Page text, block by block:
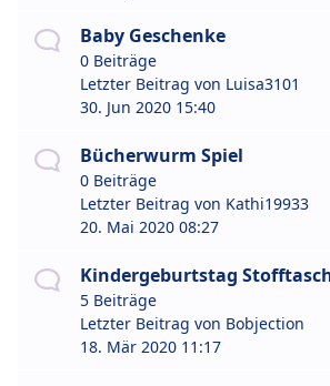
Baby Geschenke
0 Beiträge
Letzter Beitrag von Luisa3101
30. Jun 2020 15:40
Bücherwurm Spiel
0 Beiträge
Letzter Beitrag von Kathi19933
20. Mai 2020 08:27
Kindergeburtstag
5 Beiträge
Letzter Beitrag von Bobjection
18. Mär 2020 11:17